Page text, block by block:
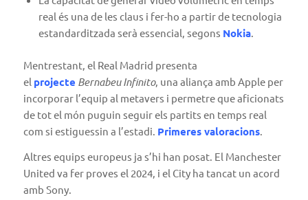
real és una de les claus i fer-ho a partir de tecnologia
estandarditzada serà essencial, segons Nokia.
Mentrestant, el Real Madrid presenta
el projecte Bernabeu Infinito, una aliança amb Apple per
incorporar l’equip al metavers i permetre que aficionats
de tot el món puguin seguir els partits en temps real
com si estiguessin a l’estadi. Primeres valoracions.
Altres equips europeus ja s’hi han posat. El Manchester
United va fer proves el 2024, i el City ha tancat un acord
amb Sony.